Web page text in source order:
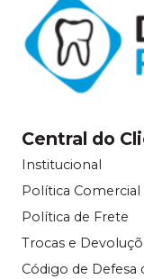
Central do
Institucional
Política Comercial
Política de Frete
Trocas e
Código de Defesa